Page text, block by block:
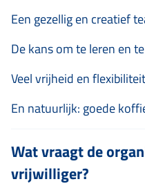
Een gezellig en creatief
De kans om te leren en
Veel vrijheid en flexibiliteit
En natuurlijk: goede
Wat vraagt de
vrijwilliger?